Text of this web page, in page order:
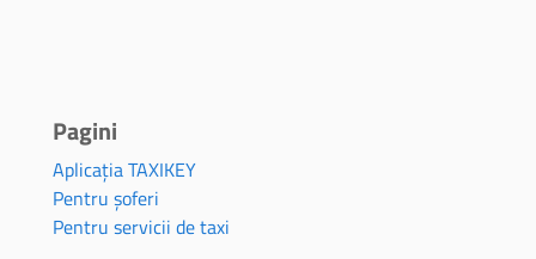
Pagini
Aplicația TAXIKEY
Pentru șoferi
Pentru servicii de taxi